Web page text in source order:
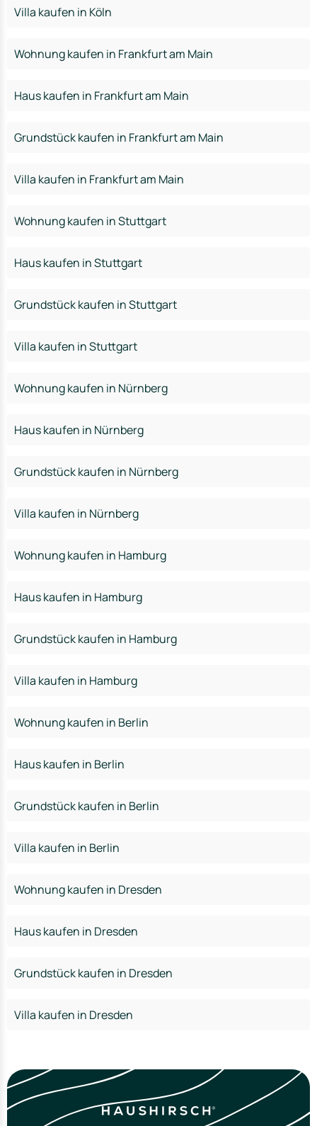
Villa kaufen in Köln
Wohnung kaufen in Frankfurt am Main
Haus kaufen in Frankfurt am Main
Grundstück kaufen in Frankfurt am Main
Villa kaufen in Frankfurt am Main
Wohnung kaufen in Stuttgart
Haus kaufen in Stuttgart
Grundstück kaufen in Stuttgart
Villa kaufen in Stuttgart
Wohnung kaufen in Nürnberg
Haus kaufen in Nürnberg
Grundstück kaufen in Nürnberg
Villa kaufen in Nürnberg
Wohnung kaufen in Hamburg
Haus kaufen in Hamburg
Grundstück kaufen in Hamburg
Villa kaufen in Hamburg
Wohnung kaufen in Berlin
Haus kaufen in Berlin
Grundstück kaufen in Berlin
Villa kaufen in Berlin
Wohnung kaufen in Dresden
Haus kaufen in Dresden
Grundstück kaufen in Dresden
Villa kaufen in Dresden